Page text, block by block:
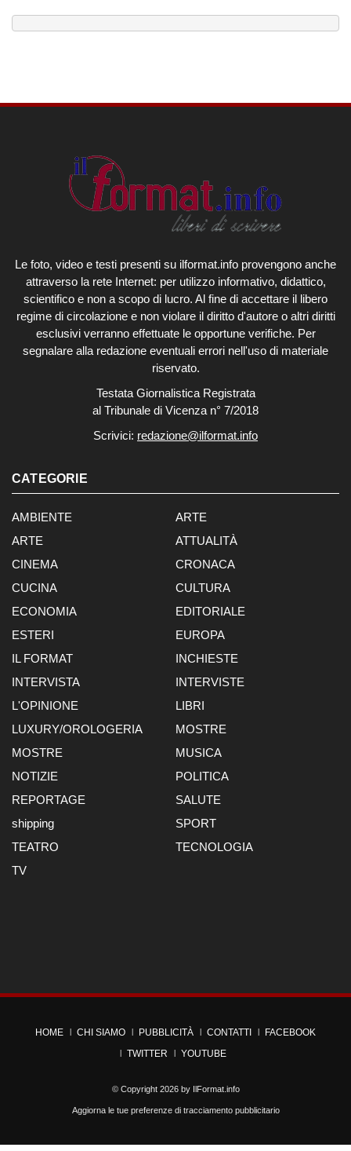
Le foto, video e testi presenti su ilformat.info provengono anche
attraverso la rete Internet: per utilizzo informativo, didattico,
scientifico e non a scopo di lucro. Al fine di accettare il libero
regime di circolazione e non violare il diritto d'autore o altri diritti
esclusivi verranno effettuate le opportune verifiche. Per
segnalare alla redazione eventuali errori nell'uso di materiale
riservato.
Testata Giornalistica Registrata
al Tribunale di Vicenza n° 7/2018
Scrivici: redazione@ilformat.info
CATEGORIE
AMBIENTE
ARTE
ARTE
ATTUALITÀ
CINEMA
CRONACA
CUCINA
CULTURA
ECONOMIA
EDITORIALE
ESTERI
EUROPA
IL FORMAT
INCHIESTE
INTERVISTA
INTERVISTE
L'OPINIONE
LIBRI
LUXURY/OROLOGERIA
MOSTRE
MOSTRE
MUSICA
NOTIZIE
POLITICA
REPORTAGE
SALUTE
shipping
SPORT
TEATRO
TECNOLOGIA
TV
HOME CHI SIAMO PUBBLICITÀ CONTATTI
FACEBOOK
TWITTER
YOUTUBE
© Copyright 2026 by IlFormat.info
Aggiorna le tue preferenze di tracciamento pubblicitario